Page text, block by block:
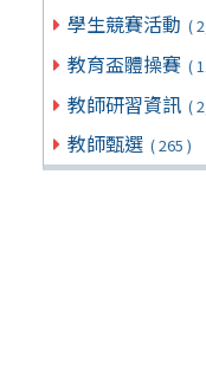
學生競賽活動 (
教育盃體操賽 (
教師研習資訊 (
教師甄選 ( 265 )